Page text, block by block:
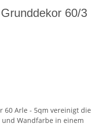
60/3
60 Arle - 5qm vereinigt die
und Wandfarbe in einem